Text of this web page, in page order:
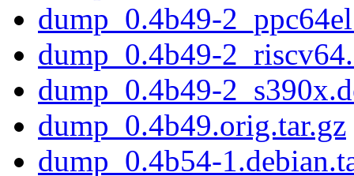
dump_0.4b49-
dump_0.4b49-
dump_0.4b49-
dump_0.4b49.orig.tar.gz
dump_0.4b54-